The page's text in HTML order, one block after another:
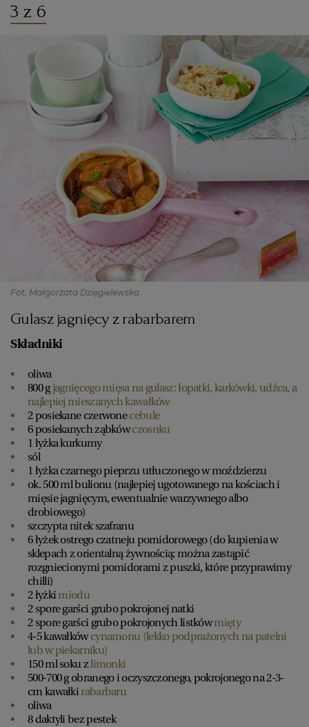
3 z 6
Fot. Małgorzata Dzięgielewska
Gulasz jagnięcy z rabarbarem
Składniki
oliwa
800 gjagnięcego mięsa na gulasz: łopatki, karkówki, udźca, a
najlepiej mieszanych kawałków
2 posiekane czerwonecebule
6 posiekanych ząbkówczosnku
1 łyżka kurkumy
sól
1 łyżka czarnego pieprzu utłuczonego w moździerzu
ok. 500 ml bulionu (najlepiej ugotowanego na kościach i
mięsie jagnięcym, ewentualnie warzywnego albo
drobiowego)
szczypta nitek szafranu
6 łyżek ostrego czatneju pomidorowego (do kupienia w
sklepach z orientalną żywnością; można zastąpić
rozgniecionymi pomidorami z puszki, które przyprawimy
chilli)
2 łyżkimiodu
2 spore garści grubo pokrojonej natki
2 spore garści grubo pokrojonych listkówmięty
4-5 kawałkówcynamonu (lekko podprażonych na patelni
lub w piekarniku)
150 ml soku zlimonki
500-700 g obranego i oczyszczonego, pokrojonego na 2-3-
cm kawałkirabarbaru
oliwa
8 daktyli bez pestek